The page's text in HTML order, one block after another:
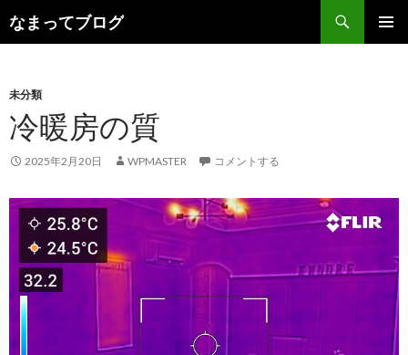
なまってブログ
索コ
ン
ツ
へ
キ
プ
未分類
冷暖房の質
2025年2月20日 WPMASTER コメントする